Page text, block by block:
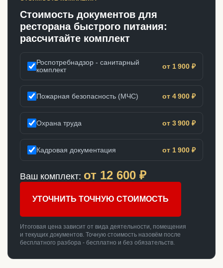
Стоимость документов для
ресторана быстрого питания:
рассчитайте комплект
Роспотребнадзор - санитарный
комплект
от 1 900 ₽
Пожарная безопасность (МЧС) от 4 900 ₽
Охрана труда от 3 900 ₽
Кадровая документация от 1 900 ₽
Ваш комплект: от 12 600 ₽
УТОЧНИТЬ ТОЧНУЮ СТОИМОСТЬ
Итоговая цена зависит от вида деятельности, помещения
и текущих документов. Точную стоимость назовём после
бесплатного разбора - бесплатно и без обязательств.